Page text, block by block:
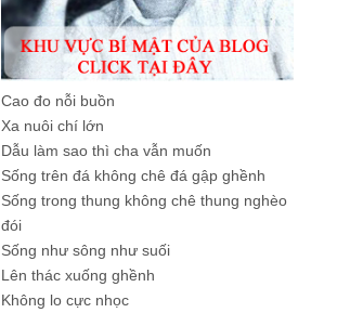
Cao đo nỗi buồn
Xa nuôi chí lớn
Dẫu làm sao thì cha vẫn muốn
Sống trên đá không chê đá gập ghềnh
Sống trong thung không chê thung nghèo
đói
Sống như sông như suối
Lên thác xuống ghềnh
Không lo cực nhọc